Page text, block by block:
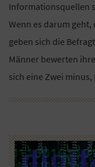
Informationsquellen
Wenn es darum geht,
geben sich die
Männer bewerten
sich eine Zwei